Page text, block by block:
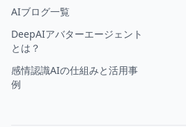
AIブログ一覧
DeepAIアバターエージェント
とは？
感情認識AIの仕組みと活用事
例